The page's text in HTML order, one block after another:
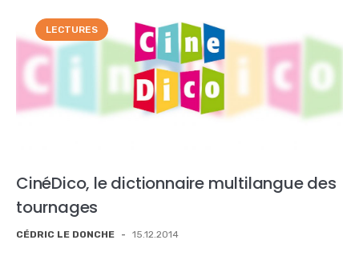
LECTURES
CinéDico, le dictionnaire multilangue des
tournages
CÉDRIC LE DONCHE - 15.12.2014